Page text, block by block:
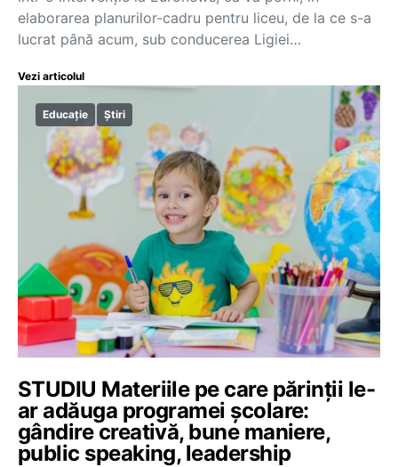
elaborarea planurilor-cadru pentru liceu, de la ce s-a
lucrat până acum, sub conducerea Ligiei…
Vezi articolul
Educație Știri
STUDIU Materiile pe care părinții le-
ar adăuga programei școlare:
gândire creativă, bune maniere,
public speaking, leadership